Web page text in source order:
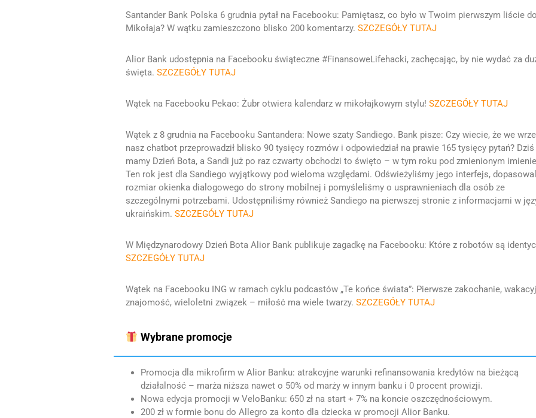
Santander Bank Polska 6 grudnia pytał na Facebooku: Pamiętasz, co było w Twoim pierwszym liście
Mikołaja? W wątku zamieszczono blisko 200 komentarzy. SZCZEGÓŁY TUTAJ
Alior Bank udostępnia na Facebooku świąteczne #FinansoweLifehacki, zachęcając, by nie wydać za
święta. SZCZEGÓŁY TUTAJ
Wątek na Facebooku Pekao: Żubr otwiera kalendarz w mikołajkowym stylu! SZCZEGÓŁY TUTAJ
Wątek z 8 grudnia na Facebooku Santandera: Nowe szaty Sandiego. Bank pisze: Czy wiecie, że we
nasz chatbot przeprowadził blisko 90 tysięcy rozmów i odpowiedział na prawie 165 tysięcy pytań? Dziś
mamy Dzień Bota, a Sandi już po raz czwarty obchodzi to święto – w tym roku pod zmienionym
Ten rok jest dla Sandiego wyjątkowy pod wieloma względami. Odświeżyliśmy jego interfejs,
rozmiar okienka dialogowego do strony mobilnej i pomyśleliśmy o usprawnieniach dla osób ze
szczególnymi potrzebami. Udostępniliśmy również Sandiego na pierwszej stronie z informacjami w
ukraińskim. SZCZEGÓŁY TUTAJ
W Międzynarodowy Dzień Bota Alior Bank publikuje zagadkę na Facebooku: Które z robotów są
SZCZEGÓŁY TUTAJ
Wątek na Facebooku ING w ramach cyklu podcastów „Te końce świata”: Pierwsze zakochanie,
znajomość, wieloletni związek – miłość ma wiele twarzy. SZCZEGÓŁY TUTAJ
Wybrane promocje
Promocja dla mikrofirm w Alior Banku: atrakcyjne warunki refinansowania kredytów na bieżącą
działalność – marża niższa nawet o 50% od marży w innym banku i 0 procent prowizji.
Nowa edycja promocji w VeloBanku: 650 zł na start + 7% na koncie oszczędnościowym.
200 zł w formie bonu do Allegro za konto dla dziecka w promocji Alior Banku.